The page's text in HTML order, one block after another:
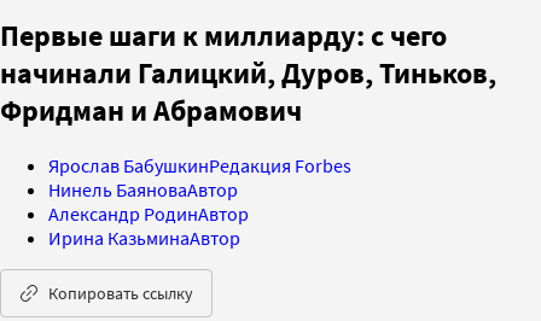
Первые шаги к миллиарду: с чего
начинали Галицкий, Дуров, Тиньков,
Фридман и Абрамович
Ярослав БабушкинРедакция Forbes
Нинель БаяноваАвтор
Александр РодинАвтор
Ирина КазьминаАвтор
Копировать ссылку